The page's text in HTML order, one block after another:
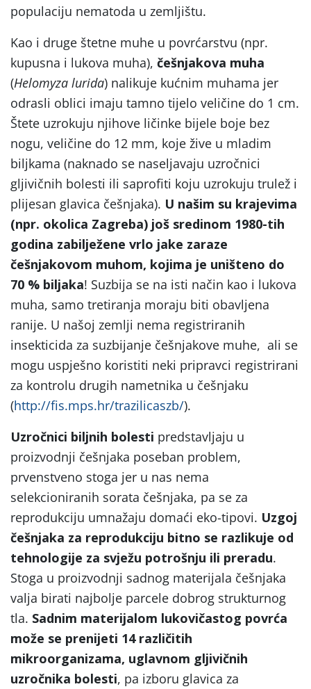
populaciju nematoda u zemljištu.
Kao i druge štetne muhe u povrćarstvu (npr.
kupusna i lukova muha), češnjakova muha
(Helomyza lurida) nalikuje kućnim muhama jer
odrasli oblici imaju tamno tijelo veličine do 1 cm.
Štete uzrokuju njihove ličinke bijele boje bez
nogu, veličine do 12 mm, koje žive u mladim
biljkama (naknado se naseljavaju uzročnici
gljivičnih bolesti ili saprofiti koju uzrokuju trulež i
plijesan glavica češnjaka). U našim su krajevima
(npr. okolica Zagreba) još sredinom 1980-tih
godina zabilježene vrlo jake zaraze
češnjakovom muhom, kojima je uništeno do
70 % biljaka! Suzbija se na isti način kao i lukova
muha, samo tretiranja moraju biti obavljena
ranije. U našoj zemlji nema registriranih
insekticida za suzbijanje češnjakove muhe, ali se
mogu uspješno koristiti neki pripravci registrirani
za kontrolu drugih nametnika u češnjaku
(http://fis.mps.hr/trazilicaszb/).
Uzročnici biljnih bolesti predstavljaju u
proizvodnji češnjaka poseban problem,
prvenstveno stoga jer u nas nema
selekcioniranih sorata češnjaka, pa se za
reprodukciju umnažaju domaći eko-tipovi. Uzgoj
češnjaka za reprodukciju bitno se razlikuje od
tehnologije za svježu potrošnju ili preradu.
Stoga u proizvodnji sadnog materijala češnjaka
valja birati najbolje parcele dobrog strukturnog
tla. Sadnim materijalom lukovičastog povrća
može se prenijeti 14 različitih
mikroorganizama, uglavnom gljivičnih
uzročnika bolesti, pa izboru glavica za